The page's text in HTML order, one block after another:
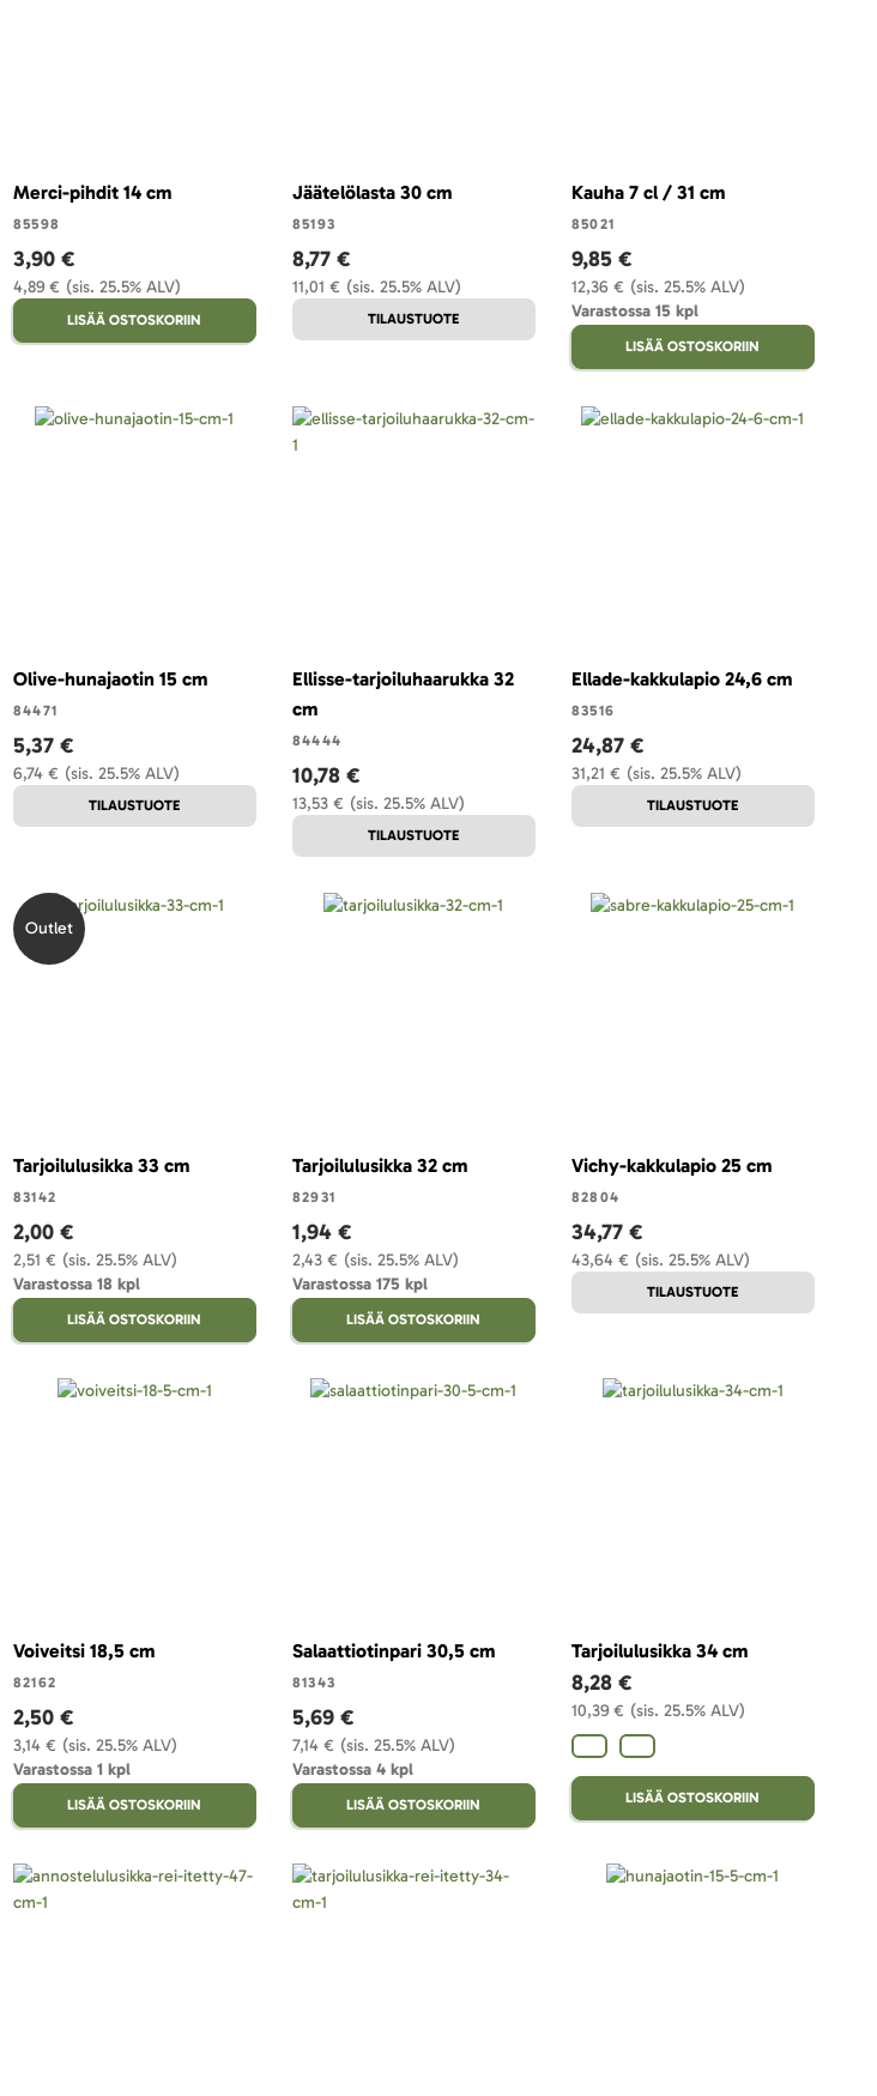
Merci-pihdit 14 cm
85598
(sis. 25.5% ALV)
4,89 €
3,90 €
LISÄÄ OSTOSKORIIN
Jäätelölasta 30 cm
85193
(sis. 25.5% ALV)
11,01 €
8,77 €
TILAUSTUOTE
Kauha 7 cl / 31 cm
85021
(sis. 25.5% ALV)
12,36 €
9,85 €
Varastossa 15 kpl
LISÄÄ OSTOSKORIIN
Olive-hunajaotin 15 cm
84471
(sis. 25.5% ALV)
6,74 €
5,37 €
TILAUSTUOTE
Ellisse-tarjoiluhaarukka 32
cm
84444
(sis. 25.5% ALV)
13,53 €
10,78 €
TILAUSTUOTE
Ellade-kakkulapio 24,6 cm
83516
(sis. 25.5% ALV)
31,21 €
24,87 €
TILAUSTUOTE
Outlet
Tarjoilulusikka 33 cm
83142
(sis. 25.5% ALV)
2,51 €
2,00 €
Varastossa 18 kpl
LISÄÄ OSTOSKORIIN
Tarjoilulusikka 32 cm
82931
(sis. 25.5% ALV)
2,43 €
1,94 €
Varastossa 175 kpl
LISÄÄ OSTOSKORIIN
Vichy-kakkulapio 25 cm
82804
(sis. 25.5% ALV)
43,64 €
34,77 €
TILAUSTUOTE
Voiveitsi 18,5 cm
82162
(sis. 25.5% ALV)
3,14 €
2,50 €
Varastossa 1 kpl
LISÄÄ OSTOSKORIIN
Salaattiotinpari 30,5 cm
81343
(sis. 25.5% ALV)
7,14 €
5,69 €
Varastossa 4 kpl
LISÄÄ OSTOSKORIIN
Tarjoilulusikka 34 cm
(sis. 25.5% ALV)
10,39 €
8,28 €
LISÄÄ OSTOSKORIIN